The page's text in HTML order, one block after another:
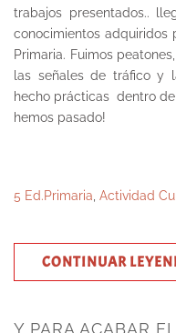
trabajos presentados..
conocimientos adquiridos
Primaria. Fuimos
las señales de tráfico y
hecho prácticas dentro
hemos pasado!
5 Ed.Primaria Actividad
CONTINUAR
Y PARA ACABAR